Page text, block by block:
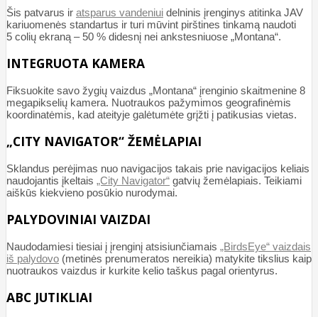
Šis patvarus ir atsparus vandeniui delninis įrenginys atitinka JAV
kariuomenės standartus ir turi mūvint pirštines tinkamą naudoti
5 colių ekraną – 50 % didesnį nei ankstesniuose „Montana“.
INTEGRUOTA KAMERA
Fiksuokite savo žygių vaizdus „Montana“ įrenginio skaitmenine 8
megapikselių kamera. Nuotraukos pažymimos geografinėmis
koordinatėmis, kad ateityje galėtumėte grįžti į patikusias vietas.
„CITY NAVIGATOR“ ŽEMĖLAPIAI
Sklandus perėjimas nuo navigacijos takais prie navigacijos keliais
naudojantis įkeltais „City Navigator“ gatvių žemėlapiais. Teikiami
aiškūs kiekvieno posūkio nurodymai.
PALYDOVINIAI VAIZDAI
Naudodamiesi tiesiai į įrenginį atsisiunčiamais „BirdsEye“ vaizdais
iš palydovo (metinės prenumeratos nereikia) matykite tikslius kaip
nuotraukos vaizdus ir kurkite kelio taškus pagal orientyrus.
ABC JUTIKLIAI